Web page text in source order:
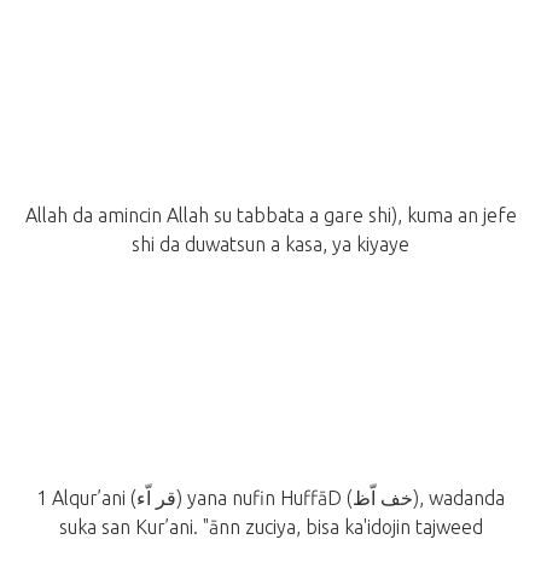
Allah da amincin Allah su tabbata a gare shi), kuma an jefe
shi da duwatsun a kasa, ya kiyaye
1 Alqur’ani (قر اّء) yana nufin HuffāD (خف اّظ), wadanda
suka san Kur’ani. "ānn zuciya, bisa ka'idojin tajweed